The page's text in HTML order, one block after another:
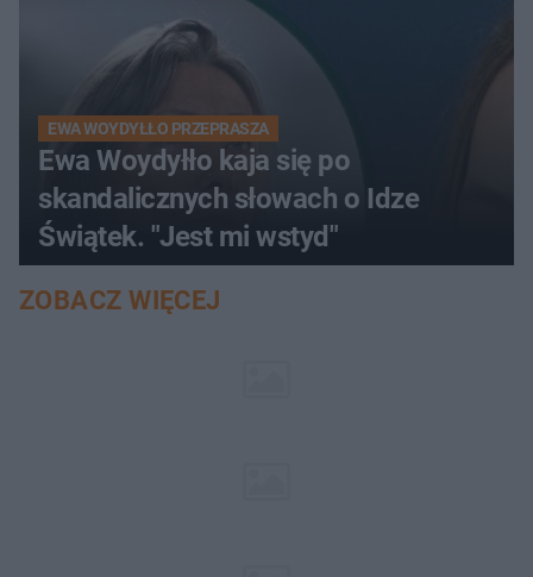
EWA WOYDYŁŁO PRZEPRASZA
Ewa Woydyłło kaja się po
skandalicznych słowach o Idze
Świątek. "Jest mi wstyd"
ZOBACZ WIĘCEJ